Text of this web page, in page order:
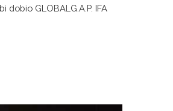
GLOBALG.A.P. IFA